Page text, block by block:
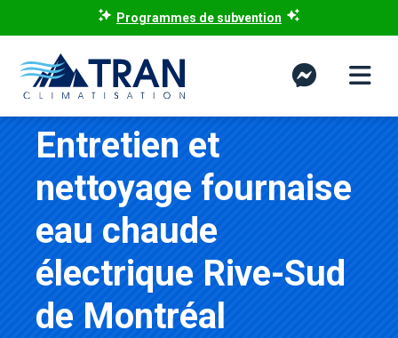
Programmes de subvention
Entretien et
nettoyage fournaise
eau chaude
électrique Rive-Sud
de Montréal